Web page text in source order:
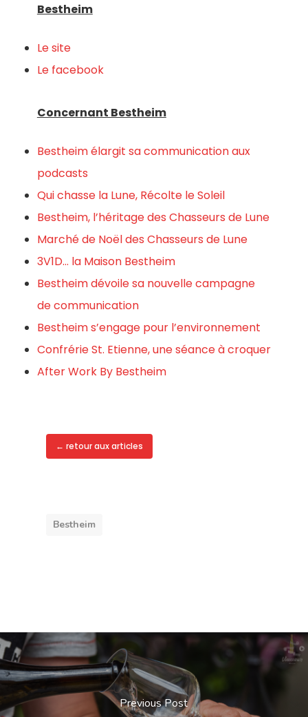
Bestheim
Le site
Le facebook
Concernant Bestheim
Bestheim élargit sa communication aux
podcasts
Qui chasse la Lune, Récolte le Soleil
Bestheim, l’héritage des Chasseurs de Lune
Marché de Noël des Chasseurs de Lune
3V1D… la Maison Bestheim
Bestheim dévoile sa nouvelle campagne
de communication
Bestheim s’engage pour l’environnement
Confrérie St. Etienne, une séance à croquer
After Work By Bestheim
← retour aux articles
Bestheim
Previous Post